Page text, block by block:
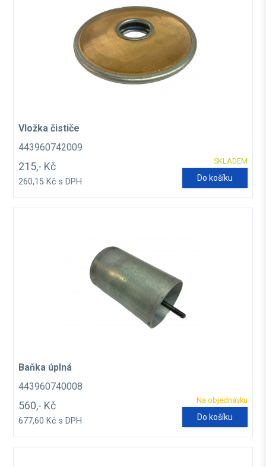
Vložka čističe
443960742009
SKLADEM
215,- Kč
260,15 Kč s DPH Do košíku
Baňka úplná
443960740008
Na objednávku
560,- Kč
677,60 Kč s DPH Do košíku